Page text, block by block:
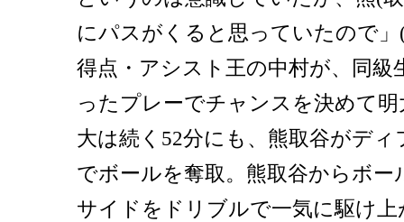
にパスがくると思っていたので
得点・アシスト王の中村が、同級
ったプレーでチャンスを決めて
大は続く52分にも、熊取谷がデ
でボールを奪取。熊取谷からボー
サイドをドリブルで一気に駆け